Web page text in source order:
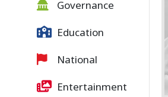
Governance
Education
National
Entertainment